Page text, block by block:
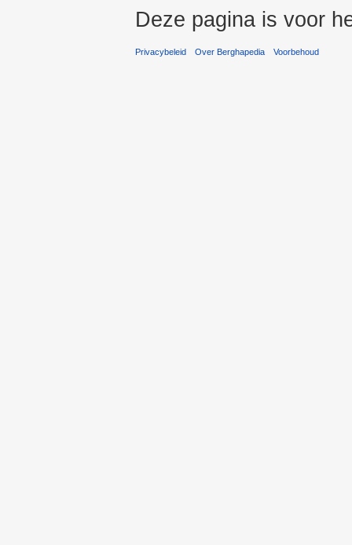
Deze pagina is voor
Privacybeleid Over Berghapedia Voorbehoud